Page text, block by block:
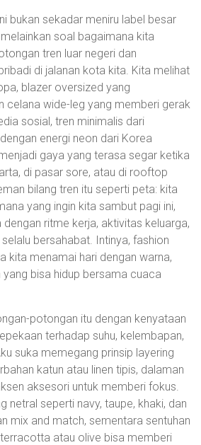
bukan sekadar meniru label besar
soal bagaimana kita
tren luar negeri dan
di jalanan kota kita. Kita melihat
blazer oversized yang
celana wide-leg yang memberi gerak
sosial, tren minimalis dari
energi neon dari Korea
gaya yang terasa segar ketika
di pasar sore, atau di rooftop
bilang tren itu seperti peta: kita
yang ingin kita sambut pagi ini,
dengan ritme kerja, aktivitas keluarga,
bersahabat. Intinya, fashion
kita menamai hari dengan warna,
bisa hidup bersama cuaca
potongan itu dengan kenyataan
terhadap suhu, kelembapan,
suka memegang prinsip layering
katun atau linen tipis, dalaman
aksesori untuk memberi fokus.
netral seperti navy, taupe, khaki, dan
mix and match, sementara sentuhan
atau olive bisa memberi